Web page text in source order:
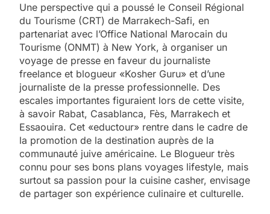
Une perspective qui a poussé le Conseil Régional
du Tourisme (CRT) de Marrakech-Safi, en
partenariat avec l’Office National Marocain du
Tourisme (ONMT) à New York, à organiser un
voyage de presse en faveur du journaliste
freelance et blogueur «Kosher Guru» et d’une
journaliste de la presse professionnelle. Des
escales importantes figuraient lors de cette visite,
à savoir Rabat, Casablanca, Fès, Marrakech et
Essaouira. Cet «eductour» rentre dans le cadre de
la promotion de la destination auprès de la
communauté juive américaine. Le Blogueur très
connu pour ses bons plans voyages lifestyle, mais
surtout sa passion pour la cuisine casher, envisage
de partager son expérience culinaire et culturelle.